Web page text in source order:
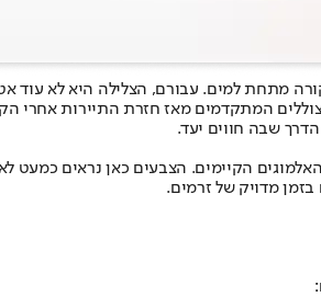
מתחת למים. עבורם, הצלילה היא לא עוד
שבה חווים יעד.
הקיימים. הצבעים כאן נראים כמעט לא